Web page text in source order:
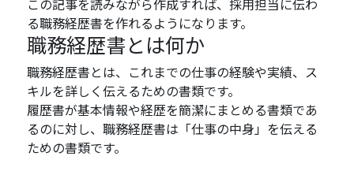
この記事を読みながら作成すれば、採用担当に伝わ
る職務経歴書を作れるようになります。
職務経歴書とは何か
職務経歴書とは、これまでの仕事の経験や実績、ス
キルを詳しく伝えるための書類です。
履歴書が基本情報や経歴を簡潔にまとめる書類であ
るのに対し、職務経歴書は「仕事の中身」を伝える
ための書類です。